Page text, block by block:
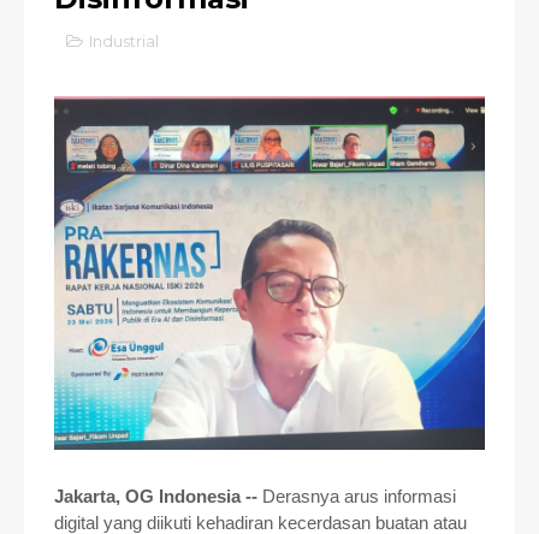
Industrial
Jakarta, OG Indonesia -- Derasnya arus informasi
digital yang diikuti kehadiran kecerdasan buatan atau